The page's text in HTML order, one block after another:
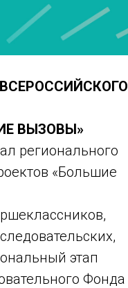
ВЫЗОВЫ»
регионального
«Большие
этап
Фонда